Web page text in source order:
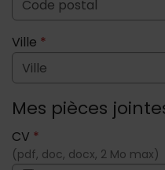
Ville *
Mes pièces
CV *
(pdf, doc, docx, 2 Mo max)